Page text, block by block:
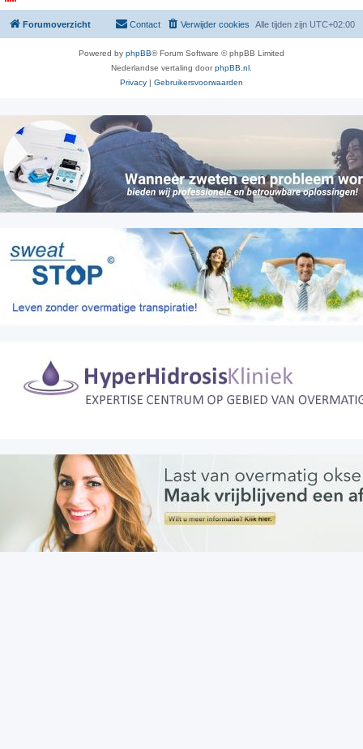
Forumoverzicht Alle tijden zijn UTC+02:00
Verwijder cookies
Contact
Powered by phpBB® Forum Software © phpBB Limited
Nederlandse vertaling doorphpBB.nl
Privacy | Gebruikersvoorwaarden